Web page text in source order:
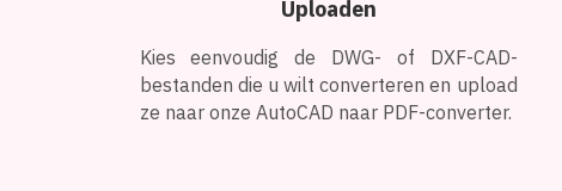
Uploaden
Kies eenvoudig de DWG- of DXF-CAD-
bestanden die u wilt converteren en upload
ze naar onze AutoCAD naar PDF-converter.